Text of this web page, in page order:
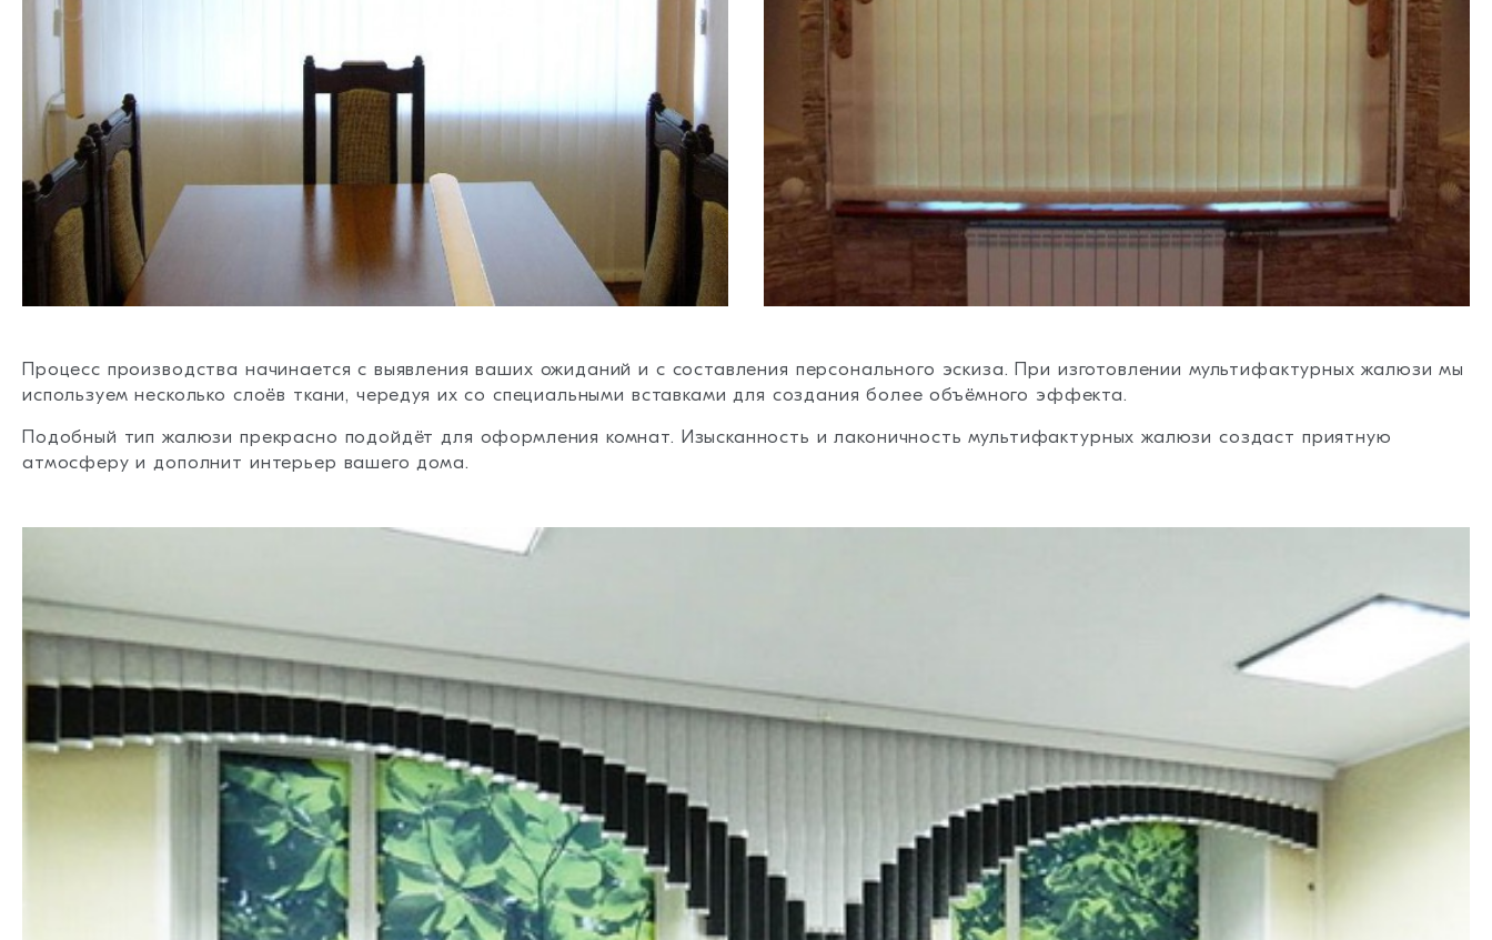
Процесс производства начинается с выявления ваших ожиданий и с составления персонального эскиза. При изготовлении мультифактурных жалюзи мы
используем несколько слоёв ткани, чередуя их со специальными вставками для создания более объёмного эффекта.
Подобный тип жалюзи прекрасно подойдёт для оформления комнат. Изысканность и лаконичность мультифактурных жалюзи создаст приятную
атмосферу и дополнит интерьер вашего дома.